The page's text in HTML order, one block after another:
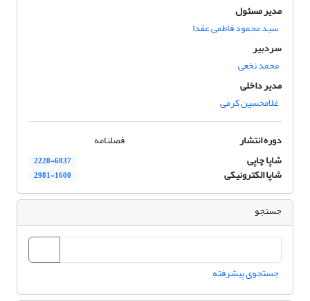
مدیر مسئول
سید محمود فاطمی عقدا
سردبیر
محمد نخعی
مدیر داخلی
غلامحسین کرمی
دوره انتشار
فصلنامه
شاپا چاپی
2228-6837
شاپا الکترونیکی 2981-1600
جستجو
جستجوی پیشرفته